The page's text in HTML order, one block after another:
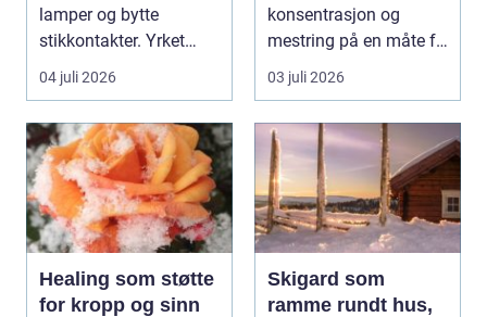
lamper og bytte
stikkontakter. Yrket
handler om sikker...
04 juli 2026
konsentrasjon og
mestring på en måte få
andre aktiviteter gjør...
03 juli 2026
Healing som støtte
for kropp og sinn
Skigard som
ramme rundt hus,